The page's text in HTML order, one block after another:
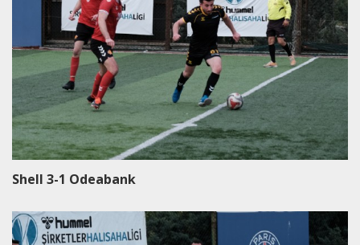
Shell 3-1 Odeabank